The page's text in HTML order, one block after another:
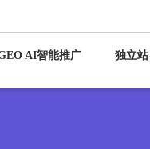
AI智能推广 独立站